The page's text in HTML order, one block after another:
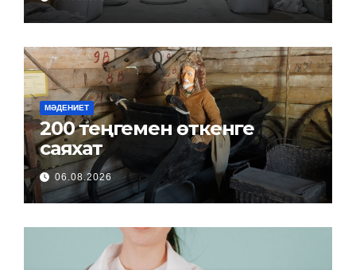
МӘДЕНИЕТ
200 теңгемен өткенге
саяхат
06.08.2026